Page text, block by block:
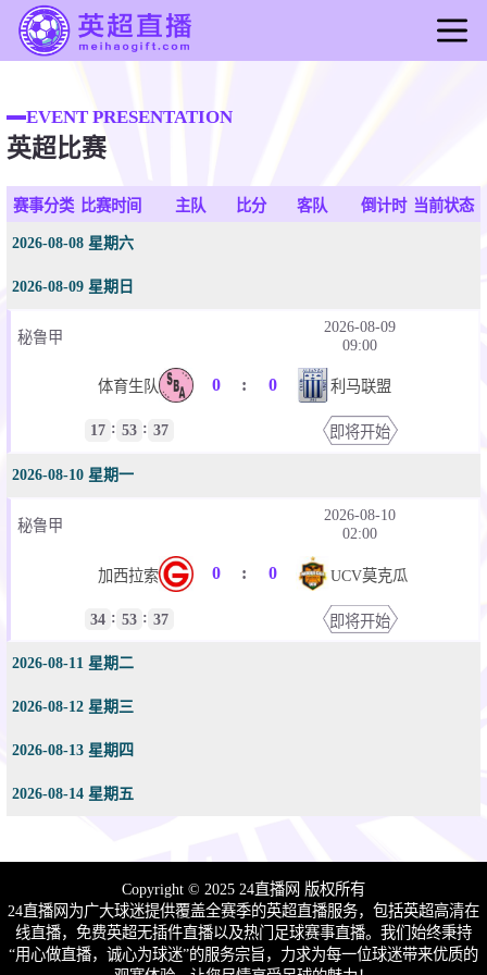
英超直播
足球直播
篮球直播
英超录像
EVENT PRESENTATION
英超比赛
赛事分类 比赛时间 主队 比分 客队 倒计时 当前状态
2026-08-08 星期六
2026-08-09 星期日
秘鲁甲
2026-08-09
09:00
体育生队 0 : 0 利马联盟
17 : 53 : 37 即将开始
2026-08-10 星期一
秘鲁甲
2026-08-10
02:00
加西拉索 0 : 0 UCV莫克瓜
34 : 53 : 37 即将开始
2026-08-11 星期二
2026-08-12 星期三
2026-08-13 星期四
2026-08-14 星期五
Copyright © 2025 24直播网 版权所有
24直播网为广大球迷提供覆盖全赛季的英超直播服务，包括英超高清在
线直播，免费英超无插件直播以及热门足球赛事直播。我们始终秉持
“用心做直播，诚心为球迷”的服务宗旨，力求为每一位球迷带来优质的